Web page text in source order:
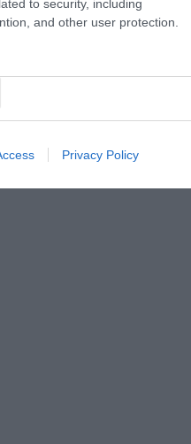
to security, including
and other user protection.
Privacy Policy